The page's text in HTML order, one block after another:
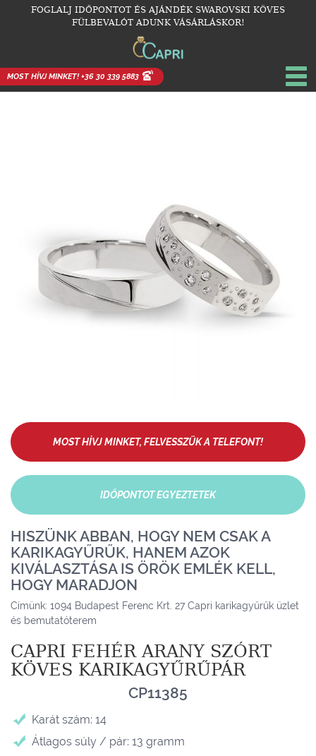
FOGLALJ IDŐPONTOT ÉS AJÁNDÉK SWAROVSKI KÖVES
FÜLBEVALÓT ADUNK VÁSÁRLÁSKOR!
MOST HÍVJ MINKET! +36 30 339 5883
MOST HÍVJ MINKET, FELVESSZÜK A TELEFONT!
IDŐPONTOT EGYEZTETEK
HISZÜNK ABBAN, HOGY NEM CSAK A
KARIKAGYŰRŰK, HANEM AZOK
KIVÁLASZTÁSA IS ÖRÖK EMLÉK KELL,
HOGY MARADJON
Címünk: 1094 Budapest Ferenc Krt. 27 Capri karikagyűrűk üzlet
és bemutatóterem
CAPRI FEHÉR ARANY SZÓRT
KÖVES KARIKAGYŰRŰPÁR
CP11385
Karát szám: 14
Átlagos súly / pár: 13 gramm